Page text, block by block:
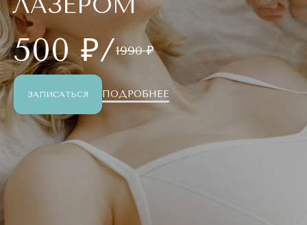
ЛАЗЕРОМ
500 ₽/1990 ₽
ЗАПИСАТЬСЯ ПОДРОБНЕЕ